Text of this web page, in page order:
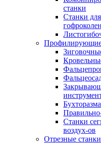
станки
Станки для
Профилирующие
Станки
воздух-ов
Отрезные станки